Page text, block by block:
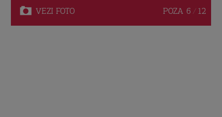
VEZI FOTO POZA 6 / 12